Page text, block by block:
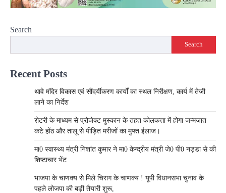
Search
Search
Recent Posts
थावे मंदिर विकास एवं सौंदर्यीकरण कार्यों का स्थल निरीक्षण, कार्य में तेजी
लाने का निर्देश
रोटरी के माध्यम से प्रोजेक्ट मुस्कान के तहत कोलकत्ता में होगा जन्मजात
कटे होंठ और तालू से पीड़ित मरीजों का मुफ्त ईलाज।
मा0 स्वास्थ्य मंत्री निशांत कुमार ने मा0 केन्द्रीय मंत्री जे0 पी0 नड्डा से की
शिष्टाचार भेंट
भाजपा के चाणक्य से मिले चिराग के चाणक्य ! यूपी विधानसभा चुनाव के
पहले लोजपा की बड़ी तैयारी शुरू,